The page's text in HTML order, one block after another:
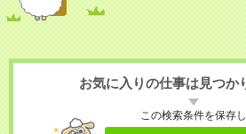
お気に入りの仕事は見つか
この検索条件を保存